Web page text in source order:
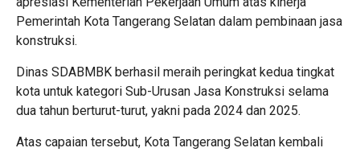
Pemerintah Kota Tangerang Selatan dalam pembinaan jasa
konstruksi.
Dinas SDABMBK berhasil meraih peringkat kedua tingkat
kota untuk kategori Sub-Urusan Jasa Konstruksi selama
dua tahun berturut-turut, yakni pada 2024 dan 2025.
Atas capaian tersebut, Kota Tangerang Selatan kembali